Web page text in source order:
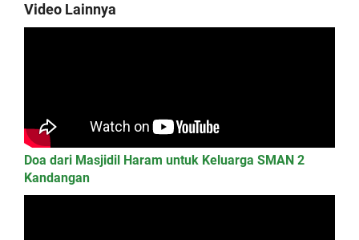
Video Lainnya
Doa dari Masjidil Haram untuk Keluarga SMAN 2
Kandangan